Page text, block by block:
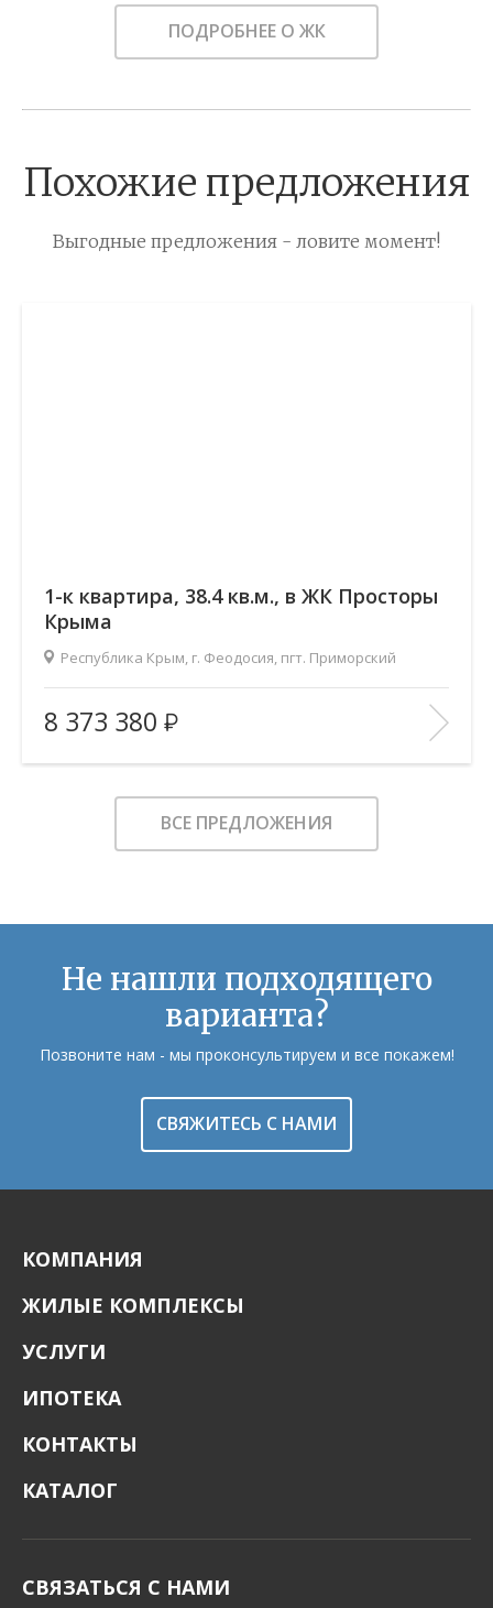
ПОДРОБНЕЕ О ЖК
Похожие предложения
Выгодные предложения - ловите момент!
1-к квартира, 38.4 кв.м., в ЖК Просторы
Крыма
Республика Крым, г. Феодосия, пгт. Приморский
Площадь (общ/жил/кух), м2:
38.41/14.76/10.58
Количество комнат:
1
Этаж:
5/9
В ИЗБРАННОЕ
8 373 380
ВСЕ ПРЕДЛОЖЕНИЯ
Не нашли подходящего
варианта?
Позвоните нам - мы проконсультируем и все покажем!
СВЯЖИТЕСЬ С НАМИ
КОМПАНИЯ
ЖИЛЫЕ КОМПЛЕКСЫ
УСЛУГИ
ИПОТЕКА
КОНТАКТЫ
КАТАЛОГ
СВЯЗАТЬСЯ С НАМИ